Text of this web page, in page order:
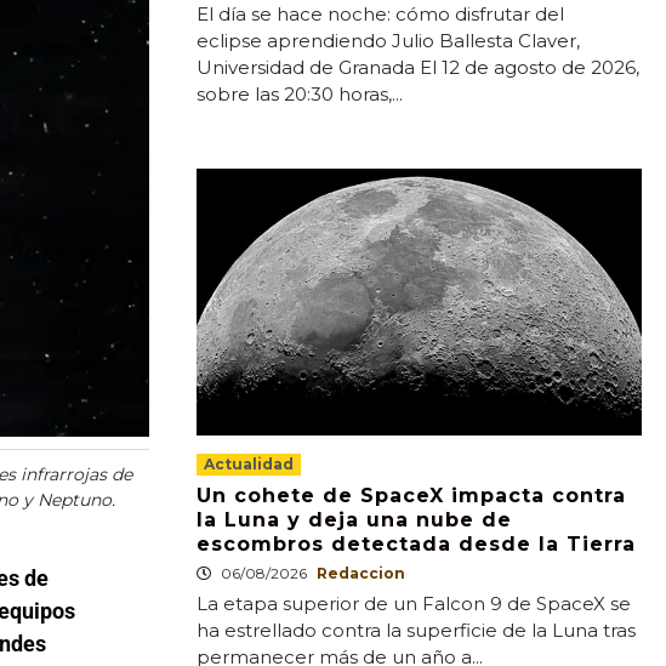
infrarrojas de
y Neptuno.
de
El día se hace noche: cómo disfrutar del
eclipse aprendiendo Julio Ballesta Claver,
Universidad de Granada El 12 de agosto de 2026,
sobre las 20:30 horas,...
Actualidad
Un cohete de SpaceX impacta contra
la Luna y deja una nube de
escombros detectada desde la Tierra
06/08/2026 Redaccion
La etapa superior de un Falcon 9 de SpaceX se
ha estrellado contra la superficie de la Luna tras
permanecer más de un año a...